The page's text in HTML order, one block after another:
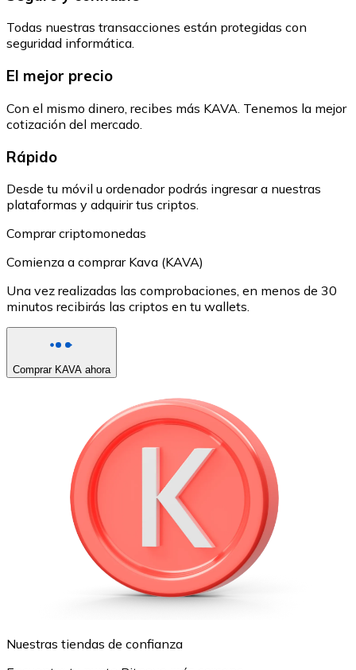
Todas nuestras transacciones están protegidas con
seguridad informática.
El mejor precio
Con el mismo dinero, recibes más KAVA. Tenemos la mejor
cotización del mercado.
Rápido
Desde tu móvil u ordenador podrás ingresar a nuestras
plataformas y adquirir tus criptos.
Comprar criptomonedas
Comienza a comprar Kava (KAVA)
Una vez realizadas las comprobaciones, en menos de 30
minutos recibirás las criptos en tu wallets.
Comprar KAVA ahora
Nuestras tiendas de confianza